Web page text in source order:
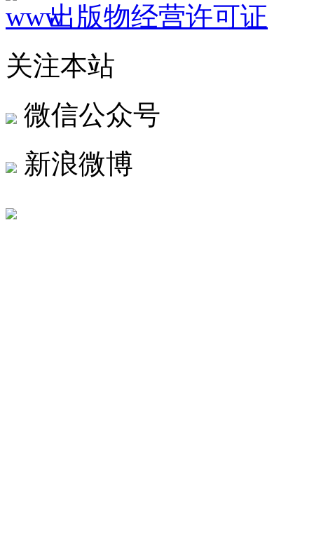
出版物经营许可证
关注本站
微信公众号
新浪微博